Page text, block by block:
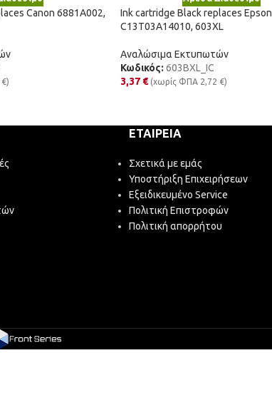
Canon 6881A002,
€)
Ink cartridge Black replaces Epson
C13T03A14010, 603XL
Αναλώσιμα Εκτυπωτών
Κωδικός: 603BXL_IC
3,37 € (χωρίς ΦΠΑ 2,72 €)
ΕΤΑΙΡΕΊΑ
Σχετικά με εμάς
Υποστήριξη Επιχειρήσεων
Εξειδικευμένο Service
Πολιτική Επιστροφών
Πολιτική απορρήτου